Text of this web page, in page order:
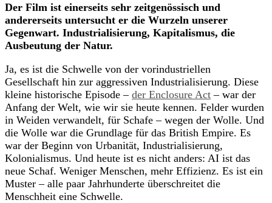
Der Film ist einerseits sehr zeitgenössisch und
andererseits untersucht er die Wurzeln unserer
Gegenwart. Industrialisierung, Kapitalismus, die
Ausbeutung der Natur.
Ja, es ist die Schwelle von der vorindustriellen
Gesellschaft hin zur aggressiven Industrialisierung. Diese
kleine historische Episode – der Enclosure Act – war der
Anfang der Welt, wie wir sie heute kennen. Felder wurden
in Weiden verwandelt, für Schafe – wegen der Wolle. Und
die Wolle war die Grundlage für das British Empire. Es
war der Beginn von Urbanität, Industrialisierung,
Kolonialismus. Und heute ist es nicht anders: AI ist das
neue Schaf. Weniger Menschen, mehr Effizienz. Es ist ein
Muster – alle paar Jahrhunderte überschreitet die
Menschheit eine Schwelle.